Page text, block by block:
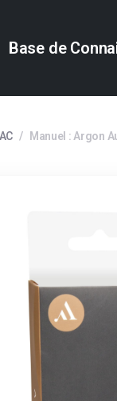
Base de
/ Manuel : Argon